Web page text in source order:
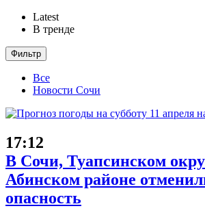
Latest
В тренде
Фильтр
Все
Новости Сочи
17:12
В Сочи, Туапсинском
Абинском районе
опасность